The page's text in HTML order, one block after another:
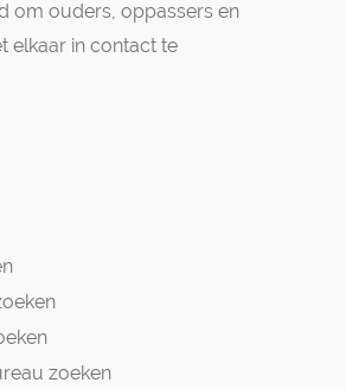
om ouders, oppassers en
elkaar in contact te
zoeken